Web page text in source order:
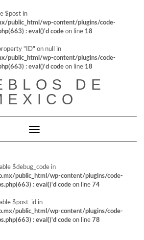
$post in
public_html/wp-content/plugins/code-
: eval()'d code on line 18
"ID" on null in
public_html/wp-content/plugins/code-
: eval()'d code on line 18
DE
Cambiar modo de navegación
$debug_code in
public_html/wp-content/plugins/code-
: eval()'d code on line 74
$post_id in
public_html/wp-content/plugins/code-
: eval()'d code on line 78